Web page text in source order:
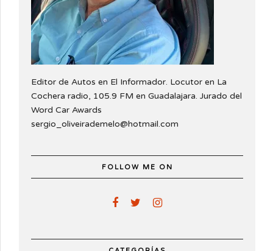
Editor de Autos en El Informador. Locutor en La
Cochera radio, 105.9 FM en Guadalajara. Jurado del
Word Car Awards
sergio_oliveirademelo@hotmail.com
FOLLOW ME ON